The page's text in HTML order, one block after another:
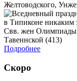
Желтоводского,
Свв. жен Олимпиады
Тавеннской (413)
Подробнее
Скоро